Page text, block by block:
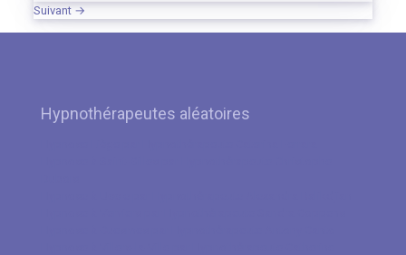
Suivant →
Hypnothérapeutes aléatoires